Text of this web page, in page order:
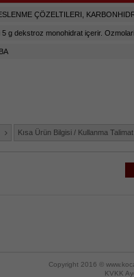
ÇÖZELTILERI,
5 g dekstroz monohidrat içerir.
Kısa Ürün Bilgisi / Kullanma
Copyright 2016 ©
KVKK